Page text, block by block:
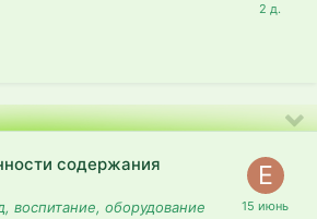
содержания
воспитание, оборудование